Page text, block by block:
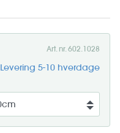
Art. nr. 602.1028
Levering 5-10 hverdage